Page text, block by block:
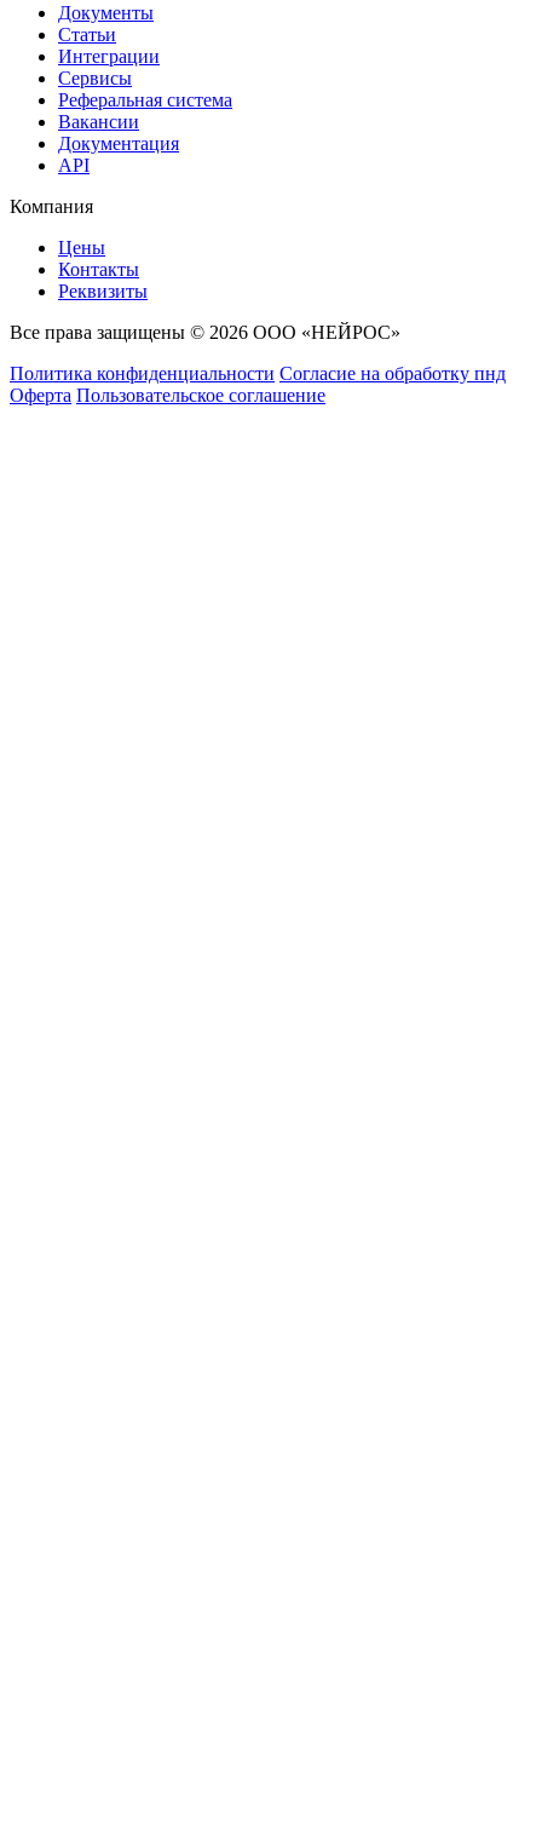
Документы
Статьи
Интеграции
Сервисы
Реферальная система
Вакансии
Документация
API
Компания
Цены
Контакты
Реквизиты
Все права защищены © 2026 ООО «НЕЙРОС»
Политика конфиденциальности Согласие на обработку пнд
Оферта Пользовательское соглашение